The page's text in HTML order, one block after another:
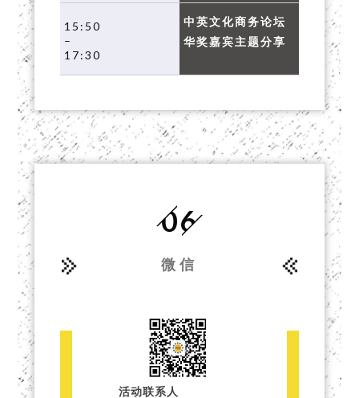
15:50
–
17:30
中英文化商务论坛
华奖嘉宾主题分享
06
微信
活动联系人